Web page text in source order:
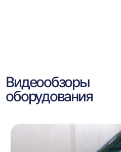
Видеообзоры
оборудования